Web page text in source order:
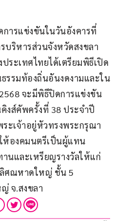
การแข่งขันในวันอังคารที่
บริหารส่วนจังหวัดสงขลา
ระเทศไทยได้เตรียมพิธีเปิด
รรมท้องถิ่นอันงดงามและใน
จะมีพิธีปิดการแข่งขัน
งส์คัพครั้งที่ 38 ประจำปี
ะเจ้าอยู่หัวทรงพระกรุณา
ห้องคมนตรีเป็นผู้แทน
นและเหรียญรางวัลให้แก่
ลิศณหาดใหญ่ ชั้น 5
จ.สงขลา